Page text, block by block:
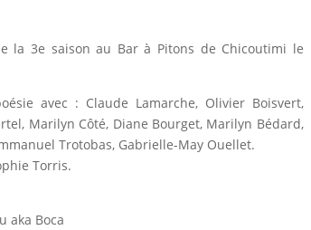
la 3e saison au Bar à Pitons de Chicoutimi le
avec : Claude Lamarche, Olivier Boisvert,
Marilyn Côté, Diane Bourget, Marilyn Bédard,
Trotobas, Gabrielle-May Ouellet.
Torris.
aka Boca